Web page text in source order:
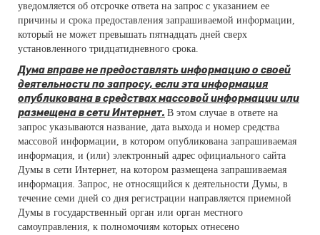
уведомляется об отсрочке ответа на запрос с указанием ее
причины и срока предоставления запрашиваемой информации,
который не может превышать пятнадцать дней сверх
установленного тридцатидневного срока.
Дума вправе не предоставлять информацию о своей
деятельности по запросу, если эта информация
опубликована в средствах массовой информации или
размещена в сети Интернет. В этом случае в ответе на
запрос указываются название, дата выхода и номер средства
массовой информации, в котором опубликована запрашиваемая
информация, и (или) электронный адрес официального сайта
Думы в сети Интернет, на котором размещена запрашиваемая
информация. Запрос, не относящийся к деятельности Думы, в
течение семи дней со дня регистрации направляется приемной
Думы в государственный орган или орган местного
самоуправления, к полномочиям которых отнесено